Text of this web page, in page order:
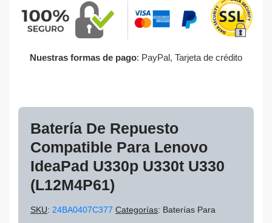
Nuestras formas de pago: PayPal, Tarjeta de crédito
Batería De Repuesto
Compatible Para Lenovo
IdeaPad U330p U330t U330
(L12M4P61)
SKU: 24BA0407C377 Categorías: Baterías Para